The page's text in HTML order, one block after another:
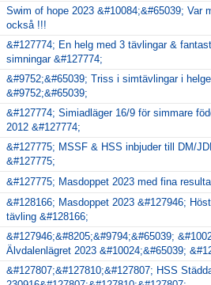
Swim of hope 2023 &#10084;&#65039; Var
också !!!
&#127774; En helg med 3 tävlingar &
simningar &#127774;
&#9752;&#65039; Triss i simtävlingar i
&#9752;&#65039;
&#127774; Simiadläger 16/9 för simmare
2012 &#127774;
&#127775; MSSF & HSS inbjuder till DM/
&#127775;
&#127775; Masdoppet 2023 med fina
&#128166; Masdoppet 2023 &#127946;
tävling &#128166;
&#127946;&#8205;&#9794;&#65039;
Älvdalenlägret 2023 &#10024;&#65039;
&#127807;&#127810;&#127807; HSS